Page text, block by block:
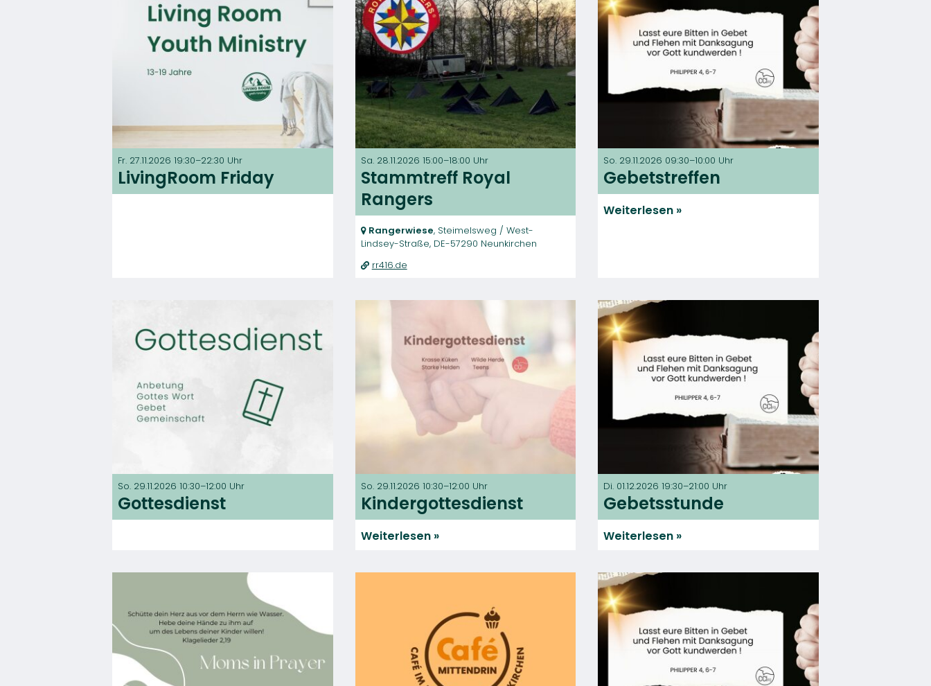
Fr. 27.11.2026 19:30–22:30 Uhr
LivingRoom Friday
Sa. 28.11.2026 15:00–18:00 Uhr
Stammtreff Royal
Rangers
Rangerwiese, Steimelsweg / West-
Lindsey-Straße, DE-57290 Neunkirchen
rr416.de
So. 29.11.2026 09:30–10:00 Uhr
Gebetstreffen
Weiterlesen
So. 29.11.2026 10:30–12:00 Uhr
Gottesdienst
So. 29.11.2026 10:30–12:00 Uhr
Kindergottesdienst
Weiterlesen
Di. 01.12.2026 19:30–21:00 Uhr
Gebetsstunde
Weiterlesen